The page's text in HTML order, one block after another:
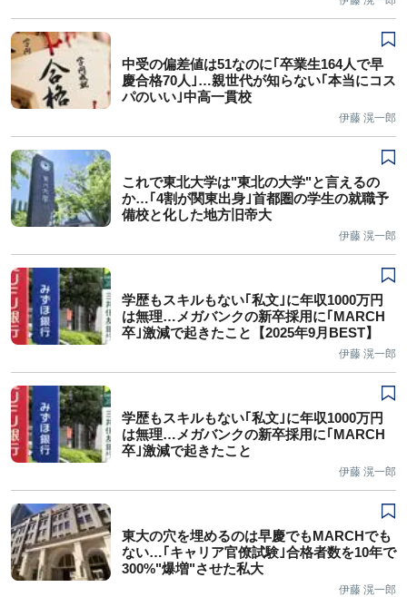
中受の偏差値は51なのに｢卒業生164人で早
慶合格70人｣…親世代が知らない｢本当にコス
パのいい｣中高一貫校
伊藤 滉一郎
これで東北大学は"東北の大学"と言えるの
か…｢4割が関東出身｣首都圏の学生の就職予
備校と化した地方旧帝大
伊藤 滉一郎
学歴もスキルもない｢私文｣に年収1000万円
は無理…メガバンクの新卒採用に｢MARCH
卒｣激減で起きたこと【2025年9月BEST】
伊藤 滉一郎
学歴もスキルもない｢私文｣に年収1000万円
は無理…メガバンクの新卒採用に｢MARCH
卒｣激減で起きたこと
伊藤 滉一郎
東大の穴を埋めるのは早慶でもMARCHでも
ない…｢キャリア官僚試験｣合格者数を10年で
300%"爆増"させた私大
伊藤 滉一郎